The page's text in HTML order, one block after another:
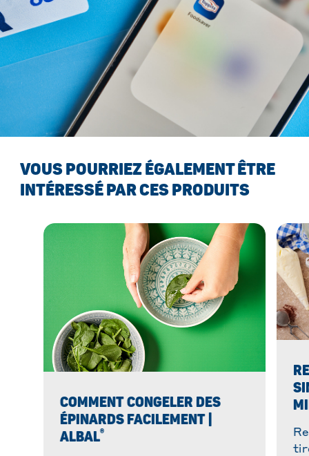
VOUS POURRIEZ ÉGALEMENT ÊTRE
INTÉRESSÉ PAR CES PRODUITS
COMMENT CONGELER DES
ÉPINARDS FACILEMENT |
ALBAL®